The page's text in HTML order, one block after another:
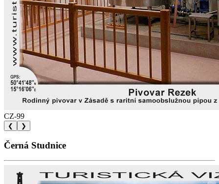
CZ-99
❮ ❯
Černá Studnice